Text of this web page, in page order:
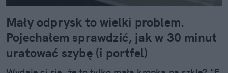
Mały odprysk to wielki problem.
Pojechałem sprawdzić, jak w 30 minut
uratować szybę (i portfel)